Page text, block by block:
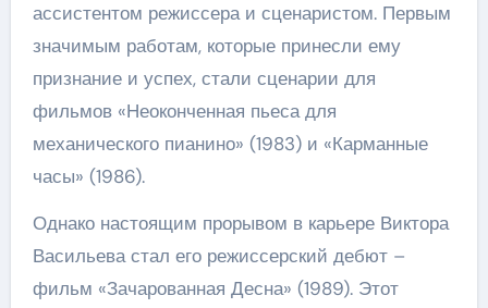
ассистентом режиссера и сценаристом. Первым
значимым работам, которые принесли ему
признание и успех, стали сценарии для
фильмов «Неоконченная пьеса для
механического пианино» (1983) и «Карманные
часы» (1986).
Однако настоящим прорывом в карьере Виктора
Васильева стал его режиссерский дебют –
фильм «Зачарованная Десна» (1989). Этот